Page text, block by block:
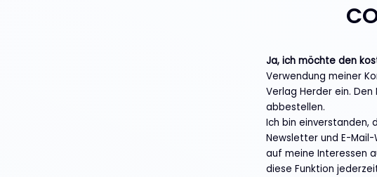
Ja, ich möchte den
Verwendung meiner
Verlag Herder ein.
abbestellen.
Ich bin einverstanden,
Newsletter und E-
auf meine Interessen
diese Funktion